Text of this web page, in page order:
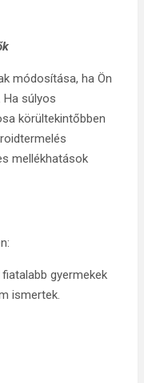
módosítása, ha Ön
Ha súlyos
körültekintőbben
mellékhatások
gyermekek
ismertek.